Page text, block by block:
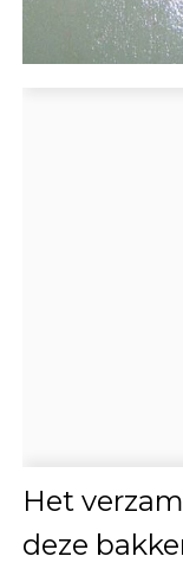
Het
deze